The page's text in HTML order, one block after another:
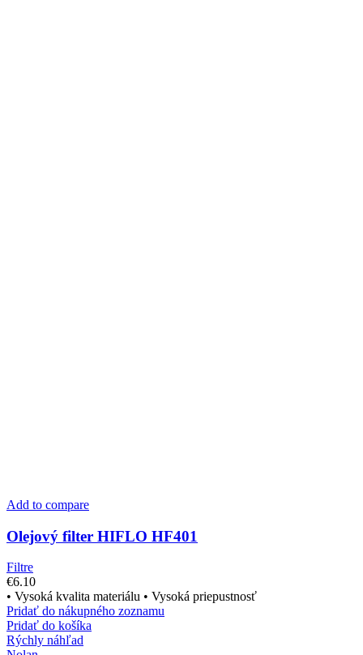
Add to compare
Olejový filter HIFLO HF401
Filtre
€6.10
• Vysoká kvalita materiálu • Vysoká priepustnosť
Pridať do nákupného zoznamu
Pridať do košíka
Rýchly náhľad